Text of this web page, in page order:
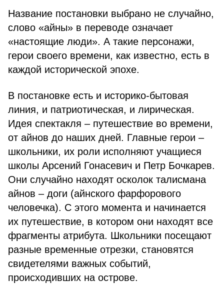
Название постановки выбрано не случайно,
слово «айны» в переводе означает
«настоящие люди». А такие персонажи,
герои своего времени, как известно, есть в
каждой исторической эпохе.
В постановке есть и историко-бытовая
линия, и патриотическая, и лирическая.
Идея спектакля – путешествие во времени,
от айнов до наших дней. Главные герои –
школьники, их роли исполняют учащиеся
школы Арсений Гонасевич и Петр Бочкарев.
Они случайно находят осколок талисмана
айнов – доги (айнского фарфорового
человечка). С этого момента и начинается
их путешествие, в котором они находят все
фрагменты атрибута. Школьники посещают
разные временные отрезки, становятся
свидетелями важных событий,
происходивших на острове.